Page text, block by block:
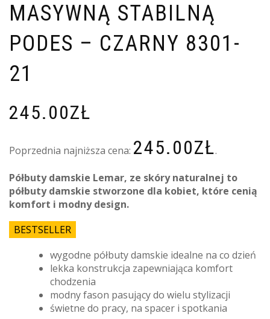
MASYWNĄ STABILNĄ
PODES – CZARNY 8301-
21
245.00ZŁ
Poprzednia najniższa cena: 245.00ZŁ.
Półbuty damskie Lemar, ze skóry naturalnej to
półbuty damskie stworzone dla kobiet, które cenią
komfort i modny design.
BESTSELLER
wygodne półbuty damskie idealne na co dzień
lekka konstrukcja zapewniająca komfort
chodzenia
modny fason pasujący do wielu stylizacji
świetne do pracy, na spacer i spotkania